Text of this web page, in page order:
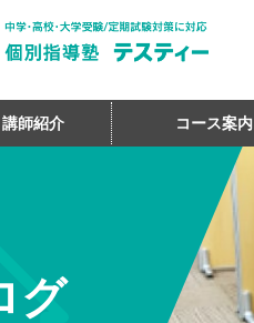
講師紹介 コース案内
グ